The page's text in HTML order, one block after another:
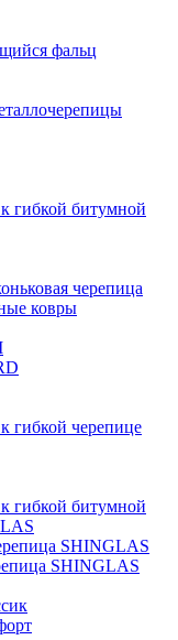
фальц
гибкой битумной
черепица
ковры
гибкой черепице
гибкой битумной
SHINGLAS
SHINGLAS